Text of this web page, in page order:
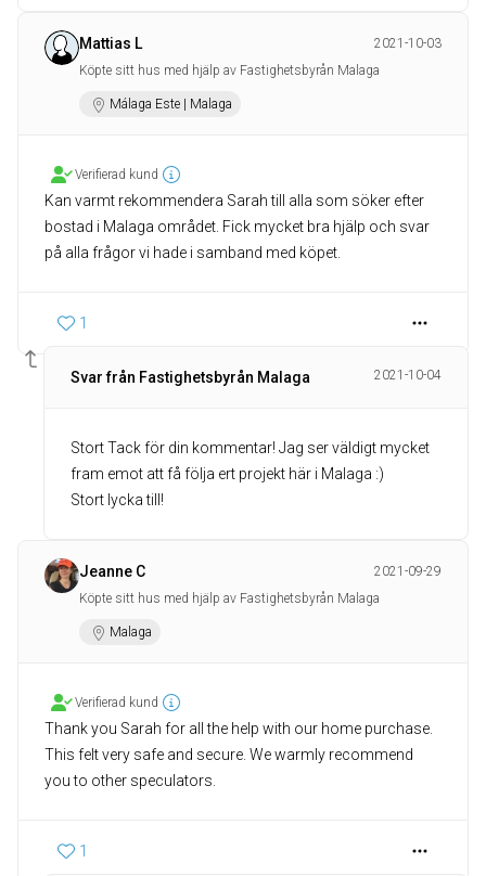
Mattias L
2021-10-03
Köpte sitt hus med hjälp av Fastighetsbyrån Malaga
Málaga Este | Malaga
Verifierad kund
Kan varmt rekommendera Sarah till alla som söker efter
bostad i Malaga området. Fick mycket bra hjälp och svar
på alla frågor vi hade i samband med köpet.
1
Svar från Fastighetsbyrån Malaga 2021-10-04
Stort Tack för din kommentar! Jag ser väldigt mycket
fram emot att få följa ert projekt här i Malaga :)
Stort lycka till!
Jeanne C
2021-09-29
Köpte sitt hus med hjälp av Fastighetsbyrån Malaga
Malaga
Verifierad kund
Thank you Sarah for all the help with our home purchase.
This felt very safe and secure. We warmly recommend
you to other speculators.
1